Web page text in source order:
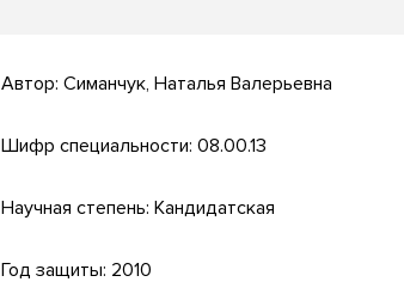
Автор: Симанчук, Наталья Валерьевна
Шифр специальности: 08.00.13
Научная степень: Кандидатская
Год защиты: 2010